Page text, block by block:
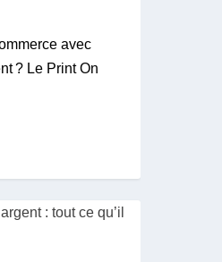
avec
? Le Print On